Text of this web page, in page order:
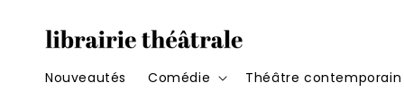
contenu
Nouveautés Comédie Théâtre contemporain